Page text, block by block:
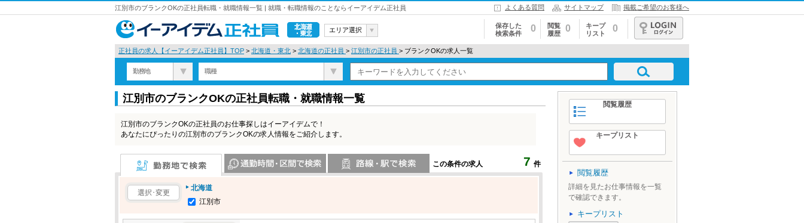
江別市のブランクOKの正社員転職・就職情報一覧 | 就職・転職情報のことならイーアイデム正社員 よくある質問 サイトマップ 掲載ご希望のお客様へ
北海道・東
北
エリア選択
保存した
検索条件
0
閲覧
履歴
0
キープ
リスト
0
ログイン
正社員の求人【イーアイデム正社員】TOP > 北海道・東北 > 北海道の正社員 > 江別市の正社員 > ブランクOKの求人一覧
勤務地 職種
江別市のブランクOKの正社員転職・就職情報一覧
江別市のブランクOKの正社員のお仕事探しはイーアイデムで！
あなたにぴったりの江別市のブランクOKの求人情報をご紹介します。
この条件の求人 7 件
選択･変更
北海道
江別市
閲覧履歴
キープリスト
閲覧履歴
詳細を見たお仕事情報を一覧
で確認できます。
キープリスト